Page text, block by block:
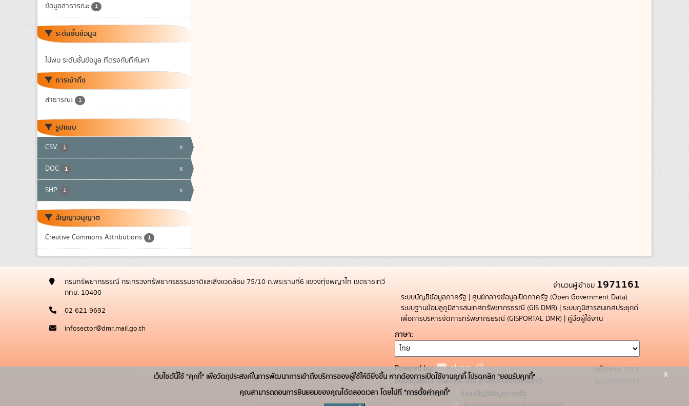
ข้อมูลสาธารณะ 1
ระดับชั้นข้อมูล
ไม่พบ ระดับชั้นข้อมูล ที่ตรงกับที่ค้นหา
การเข้าถึง
สาธารณะ 1
รูปแบบ
CSV 1 x
DOC 1 x
SHP 1 x
สัญญาอนุญาต
Creative Commons Attributions 1
กรมทรัพยากรธรณี กระทรวงทรัพยากรธรรมชาติและสิ่งแวดล้อม 75/10 ถ.พระรามที่6 แขวงทุ่งพญาไท เขตราชเทวี
กทม. 10400
02 621 9692
infosector@dmr.mail.go.th
จำนวนผู้เข้าชม 1971161
ระบบบัญชีข้อมูลภาครัฐ | ศูนย์กลางข้อมูลเปิดภาครัฐ (Open Government Data)
ระบบฐานข้อมลูภูมิสารสนเทศทรัพยากรธรณี (GIS DMR) | ระบบภูมิสารสนเทศประยุกต์
เพื่อการบริหารจัดการทรัพยากรธรณี (GISPORTAL DMR) | คู่มือผู้ใช้งาน
ภาษา
Powered by:
สนับสนุนระบบ Thai-GDC โดย สำนักงานสถิติแห่งชาติ
เว็บไซต์ที่เกี่ยวข้อง:
ระบบบัญชีข้อมูลภาครัฐ
รุ่นโปรแกรม: 3.0.0
วันที่: 2025-05-19
เว็บไซต์นี้ใช้ "คุกกี้" เพื่อวัตถุประสงค์ในการพัฒนาการเข้าถึงบริการของผู้ใช้ให้ดียิ่งขึ้น หากต้องการเปิดใช้งานคุกกี้ โปรดคลิก "ยอมรับคุกกี้"
คุณสามารถถอนการยินยอมของคุณได้ตลอดเวลา โดยไปที่ "การตั้งค่าคุกกี้"
x